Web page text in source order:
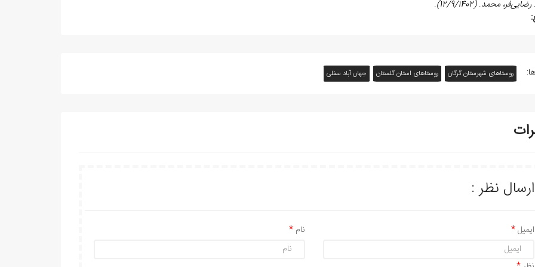
.رضایی‌‏فر، محمد. (12/9/1402) .
روستاهای شهرستان گرگان روستاهای استان گلستان جهان آباد سفلی
ارسال نظر :
نام ایمیل